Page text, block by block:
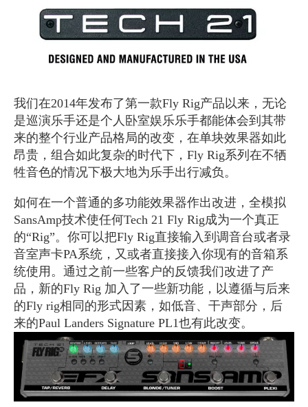
我们在2014年发布了第一款Fly Rig产品以来，无论
是巡演乐手还是个人卧室娱乐乐手都能体会到其带
来的整个行业产品格局的改变，在单块效果器如此
昂贵，组合如此复杂的时代下， Fly Rig系列在不牺
牲音色的情况下极大地为乐手出行减负。
如何在一个普通的多功能效果器作出改进，全模拟
SansAmp技术使任何Tech 21 Fly Rig成为一个真正
的“Rig”。你可以把Fly Rig直接输入到调音台或者录
音室声卡PA系统，又或者直接接入你现有的音箱系
统使用。通过之前一些客户的反馈我们改进了产
品，新的Fly Rig 加入了一些新功能，以遵循与后来
的Fly rig相同的形式因素，如低音、干声部分，后
来的Paul Landers Signature PL1也有此改变。